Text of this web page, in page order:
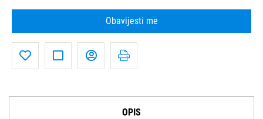
Obavijesti me
OPIS